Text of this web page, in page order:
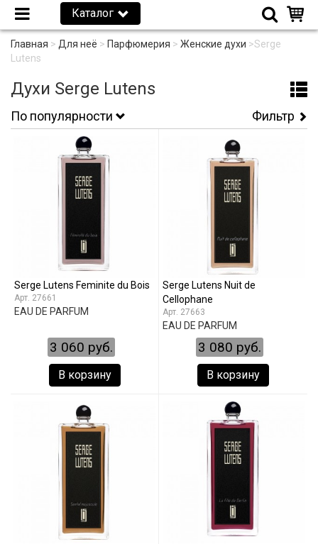
Каталог
Главная > Для неё > Парфюмерия > Женские духи >Serge
Lutens
Духи Serge Lutens
По популярности Фильтр
Serge Lutens Feminite du Bois
27661
EAU DE PARFUM
3 060 руб.
В корзину
Serge Lutens Nuit de
Cellophane
27663
EAU DE PARFUM
3 080 руб.
В корзину